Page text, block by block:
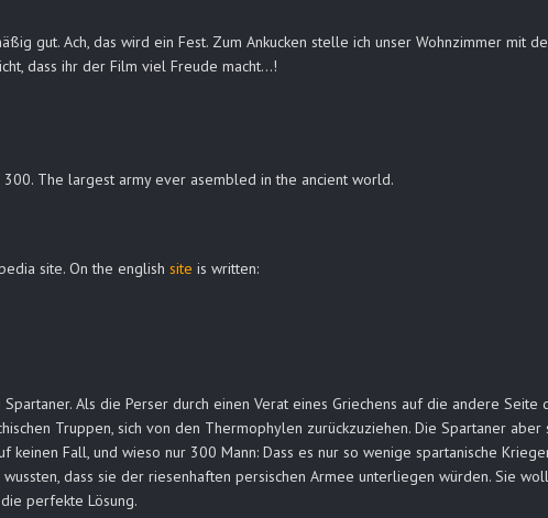
gut. Ach, das wird ein Fest. Zum Ankucken stelle ich unser Wohnzimmer mit
dass ihr der Film viel Freude macht…!
The largest army ever asembled in the ancient world.
site. On the english site is written:
Als die Perser durch einen Verat eines Griechens auf die andere Seite
Truppen, sich von den Thermophylen zurückzuziehen. Die Spartaner
Fall, und wieso nur 300 Mann: Dass es nur so wenige spartanische
dass sie der riesenhaften persischen Armee unterliegen würden. Sie
perfekte Lösung.